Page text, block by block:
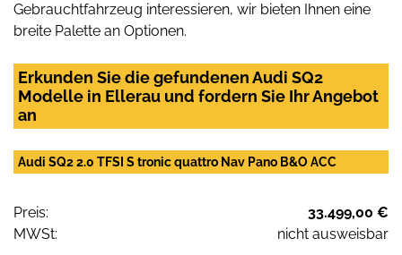
Gebrauchtfahrzeug interessieren, wir bieten Ihnen eine
breite Palette an Optionen.
Erkunden Sie die gefundenen Audi SQ2
Modelle in Ellerau und fordern Sie Ihr Angebot
an
Audi SQ2 2.0 TFSI S tronic quattro Nav Pano B&O ACC
Preis:
33.499,00 €
MWSt:
nicht ausweisbar